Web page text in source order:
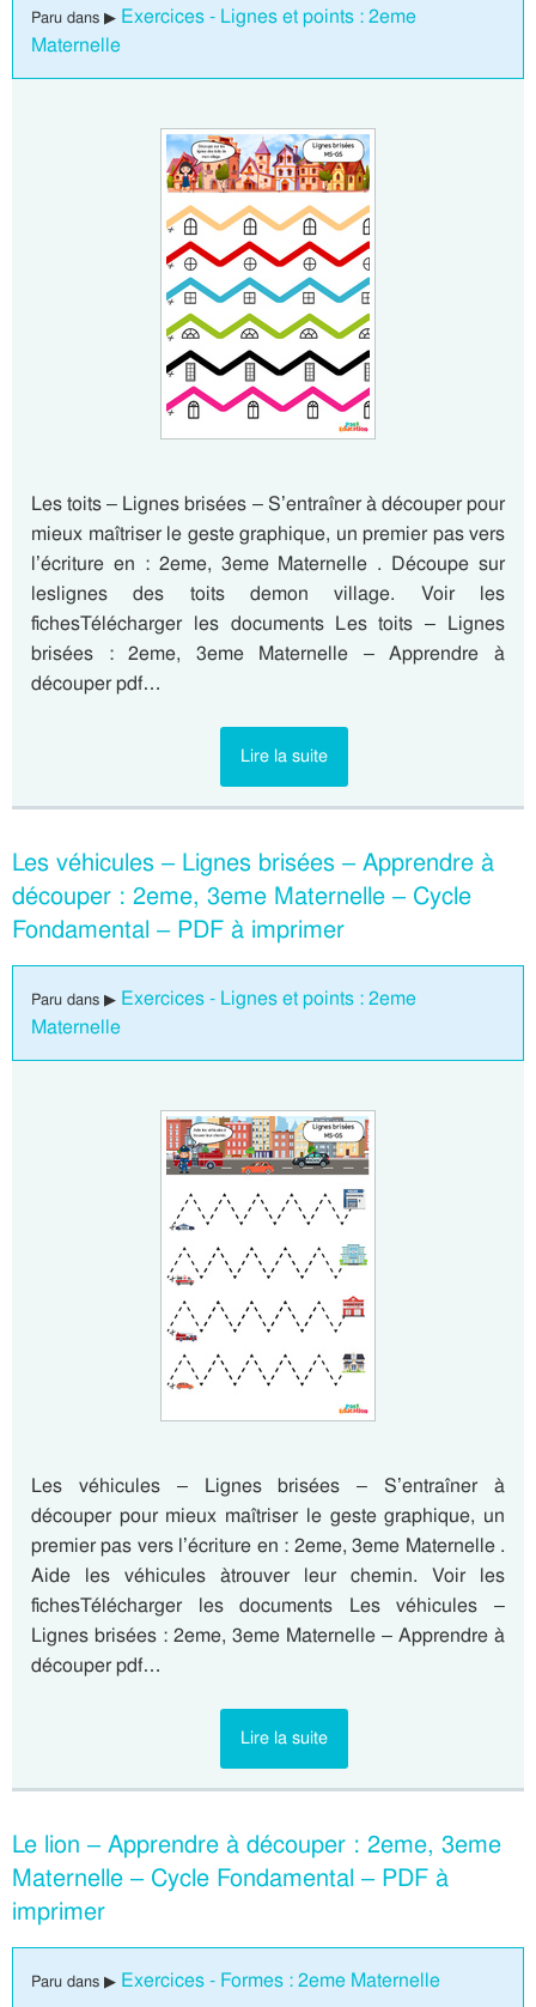
Paru dans ▶ Exercices - Lignes et points : 2eme
Maternelle
Les toits – Lignes brisées – S’entraîner à découper pour
mieux maîtriser le geste graphique, un premier pas vers
l’écriture en : 2eme, 3eme Maternelle . Découpe sur
leslignes des toits demon village. Voir les
fichesTélécharger les documents Les toits – Lignes
brisées : 2eme, 3eme Maternelle – Apprendre à
découper pdf…
Lire la suite
Les véhicules – Lignes brisées – Apprendre à
découper : 2eme, 3eme Maternelle – Cycle
Fondamental – PDF à imprimer
Paru dans ▶ Exercices - Lignes et points : 2eme
Maternelle
Les véhicules – Lignes brisées – S’entraîner à
découper pour mieux maîtriser le geste graphique, un
premier pas vers l’écriture en : 2eme, 3eme Maternelle .
Aide les véhicules àtrouver leur chemin. Voir les
fichesTélécharger les documents Les véhicules –
Lignes brisées : 2eme, 3eme Maternelle – Apprendre à
découper pdf…
Lire la suite
Le lion – Apprendre à découper : 2eme, 3eme
Maternelle – Cycle Fondamental – PDF à
imprimer
Paru dans ▶ Exercices - Formes : 2eme Maternelle